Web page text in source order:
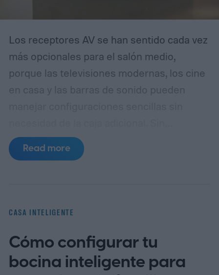
Los receptores AV se han sentido cada vez
más opcionales para el salón medio,
porque las televisiones modernas, los cine
en casa y las barras de sonido pueden
embargo, la última gama CINEMA Series 2
de Marantz te obliga a prestar atención a
para atraer tanto a entusiastas como a
profesionales.
Read more
CASA INTELIGENTE
Cómo configurar tu
bocina inteligente para